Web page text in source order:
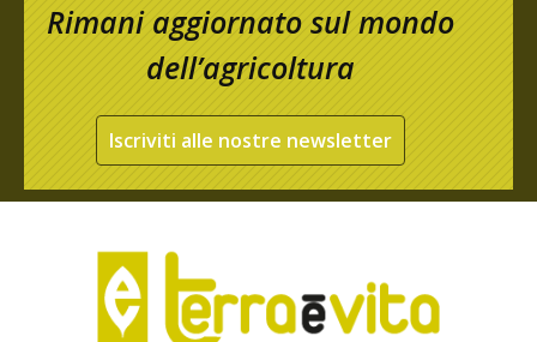
Rimani aggiornato sul mondo
dell’agricoltura
Iscriviti alle nostre newsletter